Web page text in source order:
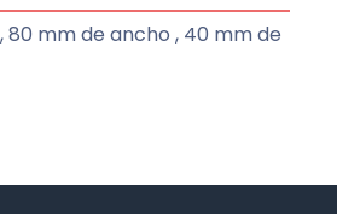
80 mm de ancho , 40 mm de